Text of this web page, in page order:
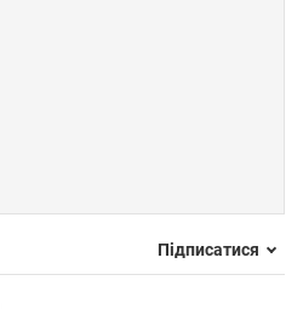
Підписатися